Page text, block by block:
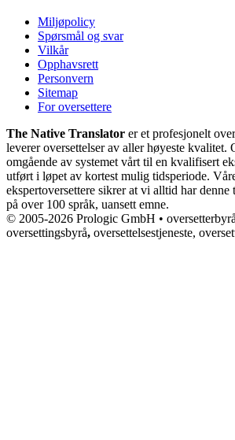
Miljøpolicy
Spørsmål og svar
Vilkår
Opphavsrett
Personvern
Sitemap
For oversettere
The Native Translator er et profesjonelt
leverer oversettelser av aller høyeste kvalitet.
omgående av systemet vårt til en kvalifisert
utført i løpet av kortest mulig tidsperiode.
ekspertoversettere sikrer at vi alltid har denne
på over 100 språk, uansett emne.
© 2005-2026 Prologic GmbH •
oversettingsbyrå, oversettelsestjeneste,